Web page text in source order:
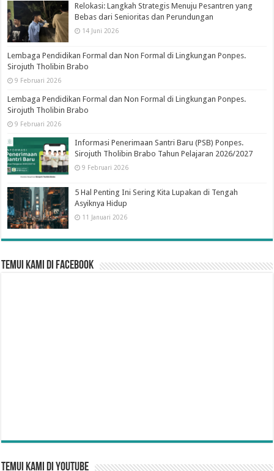
Relokasi: Langkah Strategis Menuju Pesantren yang
Bebas dari Senioritas dan Perundungan
14 Juni 2026
Lembaga Pendidikan Formal dan Non Formal di Lingkungan Ponpes.
Sirojuth Tholibin Brabo
9 Februari 2026
Lembaga Pendidikan Formal dan Non Formal di Lingkungan Ponpes.
Sirojuth Tholibin Brabo
9 Februari 2026
Informasi Penerimaan Santri Baru (PSB) Ponpes.
Sirojuth Tholibin Brabo Tahun Pelajaran 2026/2027
9 Februari 2026
5 Hal Penting Ini Sering Kita Lupakan di Tengah
Asyiknya Hidup
11 Januari 2026
Temui Kami di Facebook
Temui Kami di YouTube